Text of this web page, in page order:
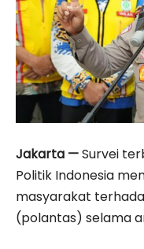
Jakarta —Survei
Politik Indonesia
masyarakat
(polantas) selama